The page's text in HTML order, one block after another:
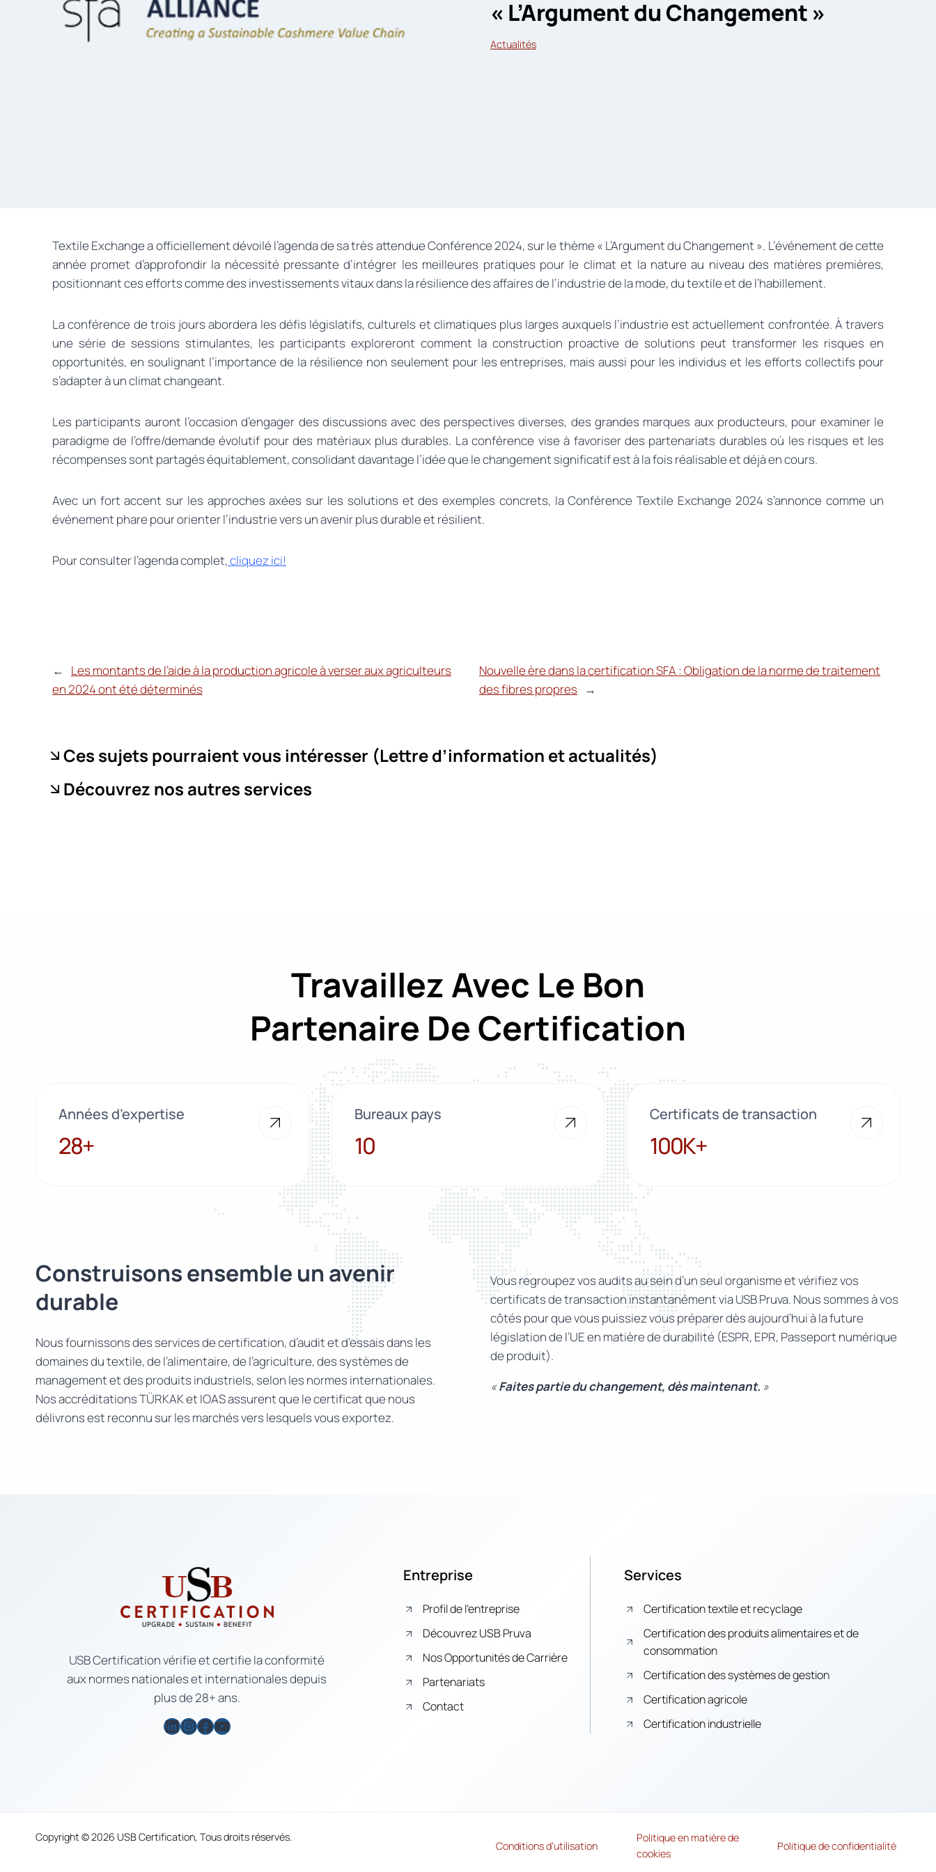
« L’Argument du Changement »
Actualités
Textile Exchange a officiellement dévoilé l’agenda de sa très attendue Conférence 2024, sur le thème « L’Argument du Changement ». L’événement de cette
année promet d’approfondir la nécessité pressante d’intégrer les meilleures pratiques pour le climat et la nature au niveau des matières premières,
positionnant ces efforts comme des investissements vitaux dans la résilience des affaires de l’industrie de la mode, du textile et de l’habillement.
La conférence de trois jours abordera les défis législatifs, culturels et climatiques plus larges auxquels l’industrie est actuellement confrontée. À travers
une série de sessions stimulantes, les participants exploreront comment la construction proactive de solutions peut transformer les risques en
opportunités, en soulignant l’importance de la résilience non seulement pour les entreprises, mais aussi pour les individus et les efforts collectifs pour
s’adapter à un climat changeant.
Les participants auront l’occasion d’engager des discussions avec des perspectives diverses, des grandes marques aux producteurs, pour examiner le
paradigme de l’offre/demande évolutif pour des matériaux plus durables. La conférence vise à favoriser des partenariats durables où les risques et les
récompenses sont partagés équitablement, consolidant davantage l’idée que le changement significatif est à la fois réalisable et déjà en cours.
Avec un fort accent sur les approches axées sur les solutions et des exemples concrets, la Conférence Textile Exchange 2024 s’annonce comme un
événement phare pour orienter l’industrie vers un avenir plus durable et résilient.
Pour consulter l’agenda complet,cliquez ici!
←
Les montants de l’aide à la production agricole à verser aux agriculteurs
en 2024 ont été déterminés
Nouvelle ère dans la certification SFA : Obligation de la norme de traitement
des fibres propres →
Ces sujets pourraient vous intéresser (Lettre d’information et actualités)
Découvrez nos autres services
Travaillez Avec Le Bon
Partenaire De Certification
Années d’expertise
28+
28+
Bureaux pays
10
10
Certificats de transaction
100K+
100K+
Construisons ensemble un avenir
durable
Nous fournissons des services de certification, d’audit et d’essais dans les
domaines du textile, de l’alimentaire, de l’agriculture, des systèmes de
management et des produits industriels, selon les normes internationales.
Nos accréditations TÜRKAK et IOAS assurent que le certificat que nous
délivrons est reconnu sur les marchés vers lesquels vous exportez.
Vous regroupez vos audits au sein d’un seul organisme et vérifiez vos
certificats de transaction instantanément via USB Pruva. Nous sommes à vos
côtés pour que vous puissiez vous préparer dès aujourd’hui à la future
législation de l’UE en matière de durabilité (ESPR, EPR, Passeport numérique
de produit).
«Faites partie du changement, dès maintenant. »
USB Certification vérifie et certifie la conformité
aux normes nationales et internationales depuis
plus de 28+ ans.
LinkedIn
Instagram
Facebook
YouTube
Entreprise
Profil de l’entreprise
Découvrez USB Pruva
Nos Opportunités de Carrière
Partenariats
Contact
Services
Certification textile et recyclage
Certification des produits alimentaires et de
consommation
Certification des systèmes de gestion
Certification agricole
Certification industrielle
Copyright © 2026 USB Certification, Tous droits réservés.
Conditions d’utilisation
Politique en matière de
cookies
Politique de confidentialité